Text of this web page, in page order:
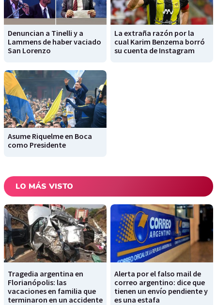
Denuncian a Tinelli y a
Lammens de haber vaciado
San Lorenzo
La extraña razón por la
cual Karim Benzema borró
su cuenta de Instagram
Asume Riquelme en Boca
como Presidente
LO MÁS VISTO
Tragedia argentina en
Florianópolis: las
vacaciones en familia que
terminaron en un accidente
Alerta por el falso mail de
correo argentino: dice que
tienen un envío pendiente y
es una estafa